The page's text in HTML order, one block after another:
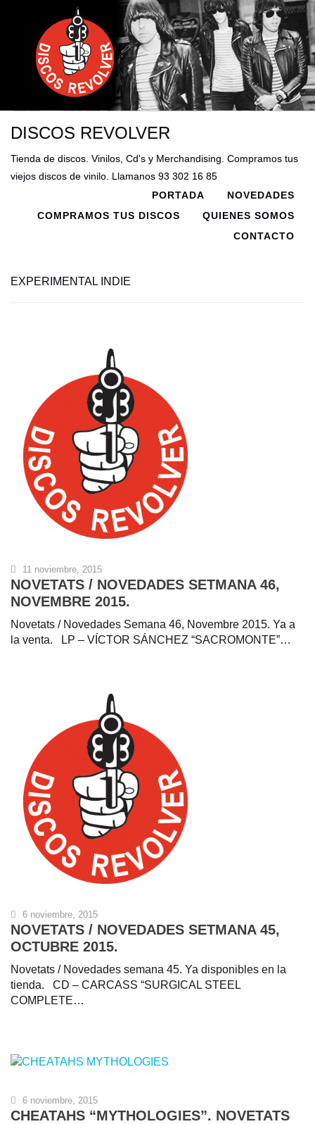
DISCOS REVOLVER
Tienda de discos. Vinilos, Cd's y Merchandising. Compramos tus
viejos discos de vinilo. Llamanos 93 302 16 85
PORTADA
NOVEDADES
COMPRAMOS TUS DISCOS
QUIENES SOMOS
CONTACTO
EXPERIMENTAL INDIE
11 noviembre, 2015
NOVETATS / NOVEDADES SETMANA 46,
NOVEMBRE 2015.
Novetats / Novedades Semana 46, Novembre 2015. Ya a
la venta. LP – VÍCTOR SÁNCHEZ “SACROMONTE”…
6 noviembre, 2015
NOVETATS / NOVEDADES SETMANA 45,
OCTUBRE 2015.
Novetats / Novedades semana 45. Ya disponibles en la
tienda. CD – CARCASS “SURGICAL STEEL
COMPLETE…
6 noviembre, 2015
CHEATAHS “MYTHOLOGIES”. NOVETATS